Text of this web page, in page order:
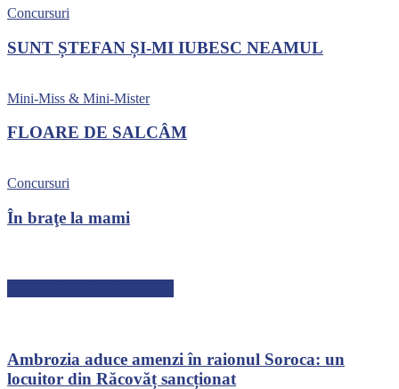
Concursuri
SUNT ȘTEFAN ȘI-MI IUBESC NEAMUL
Mini-Miss & Mini-Mister
FLOARE DE SALCÂM
Concursuri
În braţe la mami
Ambrozia aduce amenzi în raionul Soroca: un
locuitor din Răcovăț sancționat